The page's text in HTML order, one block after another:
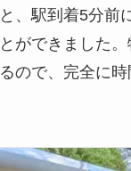
、駅到着5分前
ができました
ので、完全に